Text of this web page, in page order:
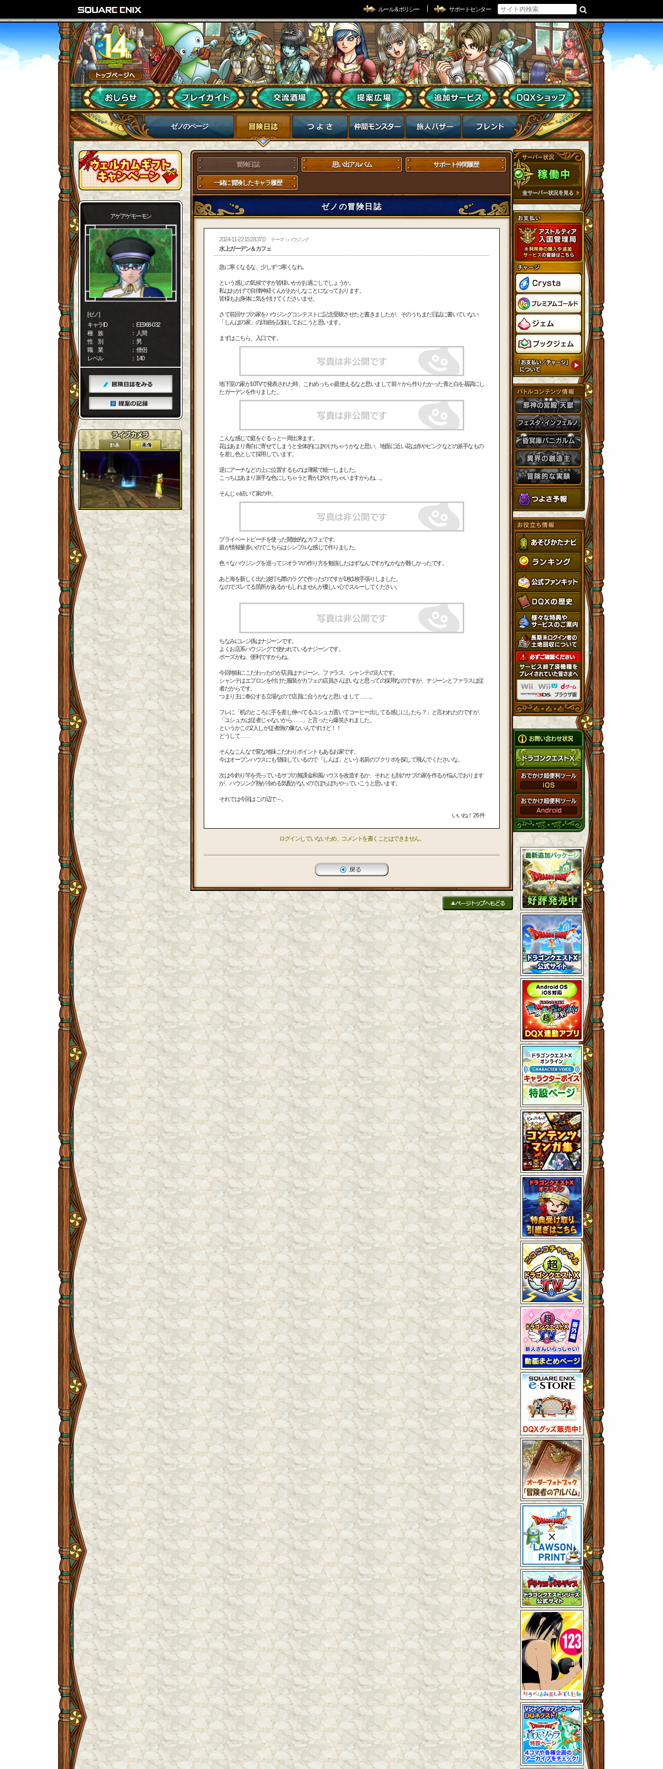
ルール & ポリシー サポートセンター
ゼノのページ
アゲアゲモーモン
[ゼノ]
キャラID
： EE968-032
種 族
： 人間
性 別
： 男
職 業
： 僧侶
レベル
： 140
冒険日誌 思い出アルバム サポート仲間履歴
一緒に冒険したキャラ履歴
ゼノの冒険日誌
2024-11-22 15:28:37.0 テーマ：ハウジング
水上ガーデン＆カフェ
急に寒くなるな、少しずつ寒くなれ。
という感じの気候ですが皆様いかがお過ごしでしょうか。
私はおかげで自律神経くんがおかしなことになっております。
皆様もお身体に気を付けてくださいませ。
さて前回サブの家をハウジングコンテストに記念受験させたと書きましたが、そのうちまだ日誌に書いていない
「しんばの家」の詳細を記録しておこうと思います。
まずはこちら、入口です。
地下室の家が10TVで発表された時、これめっちゃ庭使えるなと思いまして前々から作りたかった青と白を基調にし
たガーデンを作りました。
こんな感じで庭をぐるっと一周出来ます。
花はあまり青白に寄せてしまうと全体的にぼやけちゃうかなと思い、地面に近い花は赤やピンクなどの派手なもの
を差し色として採用しています。
逆にアーチなどの上に位置するものは薄紫で統一しました。
こっちはあまり派手な色にしちゃうと青がぼやけちゃいますからね…。
そんじゃ続いて家の中。
プライベートビーチを使った開放的なカフェです。
庭が情報量多いのでこちらはシンプルな感じで作りました。
色々なハウジングを巡ってジオラマの作り方を勉強したはずなんですがなかなか難しかったです。
あと海を新しく出た波打ち際のラグで作ったのですが1枚1枚手張りしました。
なのでズレてる箇所があるかもしれませんが優しい心でスルーしてください。
ちなみにレジ係はナジーンです。
よくお店系ハウジングで使われているナジーンです。
ポーズがね、便利ですからね。
今回地味にこだわったのが店員はナジーン、ファラス、シャンテの3人です。
シャンテはエプロンを付けた服装がカフェの店員さんぽいなと思っての採用なのですが、ナジーンとファラスは従
者だからです。
つまり主に奉公する立場なので店員に合うかなと思いまして……。
フレに「机のところに手を差し伸べてるユシュカ置いてコーヒー出してる感じにしたら？」と言われたのですが、
「ユシュカは従者じゃないから……」と言ったら爆笑されました。
というかこの2人しか従者側の像ないんですけど！！
どうして……
そんなこんなで変な地味こだわりポイントもあるお家です。
今はオープンハウスにも登録しているので「しんば」という名前のプクリポを探して飛んでくださいな。
次は今釣り竿を売っているサブの無課金和風ハウスを改造するか、それとも別のサブの家を作るか悩んでおります
が、ハウジング熱が冷める気配がないのでぼちぼちやっていこうと思います。
それでは今回はこの辺で～。
いいね！ 26件
ログインしていないため、コメントを書くことはできません。